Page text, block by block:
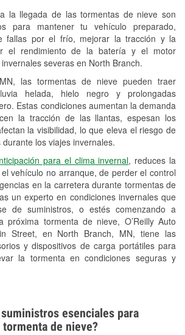
la llegada de las tormentas de nieve son
para mantener tu vehículo preparado,
fallas por el frío, mejorar la tracción y la
el rendimiento de la batería y el motor
severas en North Branch.
las tormentas de nieve pueden traer
helada, hielo negro y prolongadas
Estas condiciones aumentan la demanda
la tracción de las llantas, espesan los
la visibilidad, lo que eleva el riesgo de
los viajes invernales.
para el clima invernal, reduces la
vehículo no arranque, de perder el control
en la carretera durante tormentas de
un experto en condiciones invernales que
de suministros, o estés comenzando a
próxima tormenta de nieve, O’Reilly Auto
Street, en North Branch, MN, tiene las
y dispositivos de carga portátiles para
la tormenta en condiciones seguras y
de baterías y aceite
de bombillas de faros
de limpiaparabrisas
de Préstamo de
de pinturas
de tambores y discos de
hidráulicas a la medida
Supplies
Supplies
esenciales para
de nieve?